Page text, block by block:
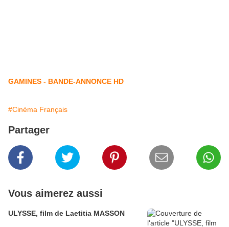
GAMINES - BANDE-ANNONCE HD
#Cinéma Français
Partager
Vous aimerez aussi
ULYSSE, film de Laetitia MASSON